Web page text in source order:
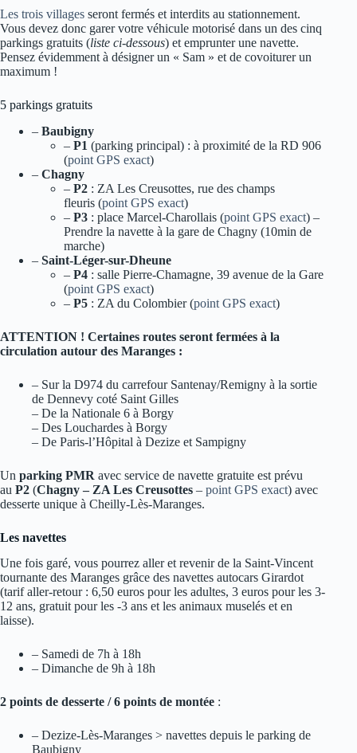
Les trois villages seront fermés et interdits au stationnement.
Vous devez donc garer votre véhicule motorisé dans un des cinq
parkings gratuits (liste ci-dessous) et emprunter une navette.
Pensez évidemment à désigner un « Sam » et de covoiturer un
maximum !
5 parkings gratuits
– Baubigny
– P1 (parking principal) : à proximité de la RD 906
(point GPS exact)
– Chagny
– P2 : ZA Les Creusottes, rue des champs
fleuris (point GPS exact)
– P3 : place Marcel-Charollais (point GPS exact) –
Prendre la navette à la gare de Chagny (10min de
marche)
– Saint-Léger-sur-Dheune
– P4 : salle Pierre-Chamagne, 39 avenue de la Gare
(point GPS exact)
– P5 : ZA du Colombier (point GPS exact)
ATTENTION ! Certaines routes seront fermées à la
circulation autour des Maranges :
– Sur la D974 du carrefour Santenay/Remigny à la sortie
de Dennevy coté Saint Gilles
– De la Nationale 6 à Borgy
– Des Louchardes à Borgy
– De Paris-l’Hôpital à Dezize et Sampigny
Un parking PMR avec service de navette gratuite est prévu
au P2 (Chagny – ZA Les Creusottes – point GPS exact) avec
desserte unique à Cheilly-Lès-Maranges.
Les navettes
Une fois garé, vous pourrez aller et revenir de la Saint-Vincent
tournante des Maranges grâce des navettes autocars Girardot
(tarif aller-retour : 6,50 euros pour les adultes, 3 euros pour les 3-
12 ans, gratuit pour les -3 ans et les animaux muselés et en
laisse).
– Samedi de 7h à 18h
– Dimanche de 9h à 18h
2 points de desserte / 6 points de montée :
– Dezize-Lès-Maranges > navettes depuis le parking de
Baubigny